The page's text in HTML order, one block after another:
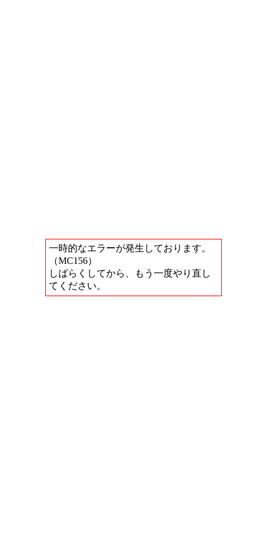
一時的なエラーが発生しております。
（MC156）
しばらくしてから、もう一度やり直し
てください。